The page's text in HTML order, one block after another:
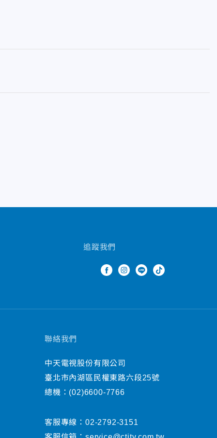
追蹤我們
聯絡我們
中天電視股份有限公司
臺北市內湖區民權東路六段25號
總機： (02)6600-7766
客服專線： 02-2792-3151